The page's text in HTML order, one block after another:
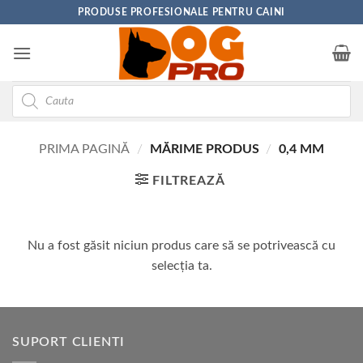
content
PRODUSE PROFESIONALE PENTRU CAINI
Products
search
PRIMA PAGINĂ / MĂRIME PRODUS / 0,4 MM
FILTREAZĂ
Nu a fost găsit niciun produs care să se potrivească cu
selecția ta.
SUPORT CLIENTI